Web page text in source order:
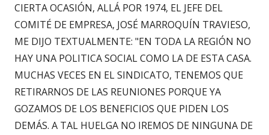
CIERTA OCASIÓN, ALLÁ POR 1974, EL JEFE DEL
COMITÉ DE EMPRESA, JOSÉ MARROQUÍN TRAVIESO,
ME DIJO TEXTUALMENTE: "EN TODA LA REGIÓN NO
HAY UNA POLITICA SOCIAL COMO LA DE ESTA CASA.
MUCHAS VECES EN EL SINDICATO, TENEMOS QUE
RETIRARNOS DE LAS REUNIONES PORQUE YA
GOZAMOS DE LOS BENEFICIOS QUE PIDEN LOS
DEMÁS. A TAL HUELGA NO IREMOS DE NINGUNA DE